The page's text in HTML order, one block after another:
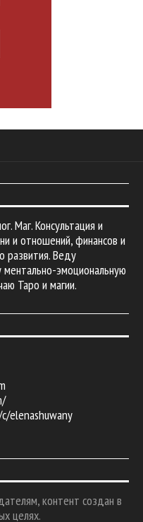
Маг. Консультация и
и отношений, финансов и
развития. Веду
эмоциональную
Таро и магии.
elenashuwany
контент создан в
целях.